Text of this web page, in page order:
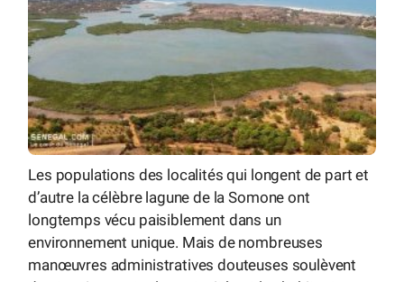
Les populations des localités qui longent de part et
d’autre la célèbre lagune de la Somone ont
longtemps vécu paisiblement dans un
environnement unique. Mais de nombreuses
manœuvres administratives douteuses soulèvent